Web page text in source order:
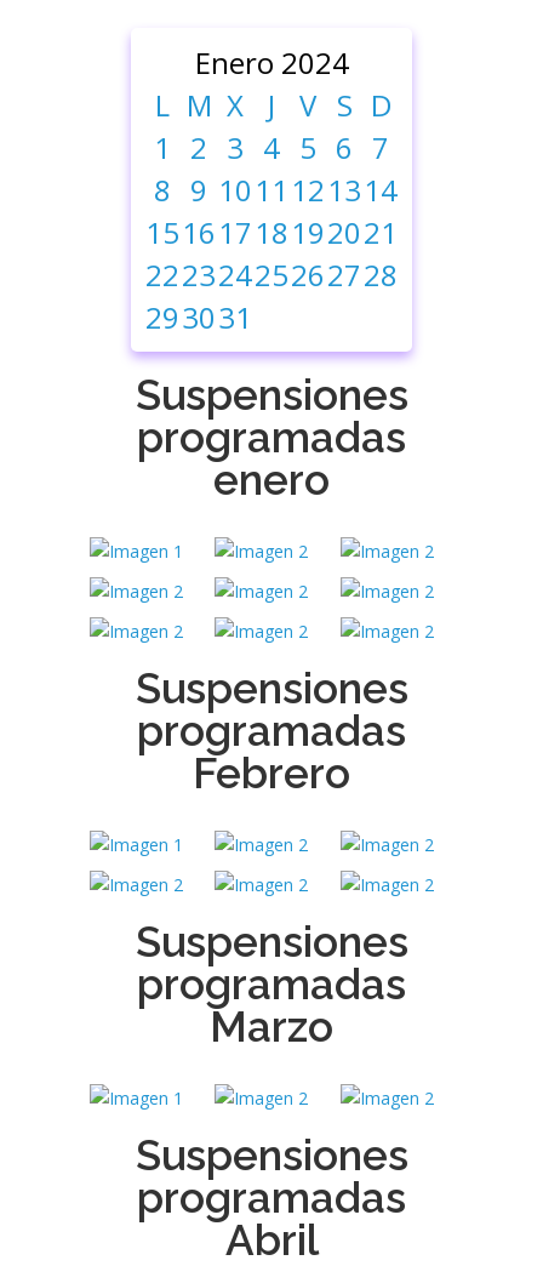
Enero 2024
L M X J V S D
1
2 3 4 5 6 7
8 9 1011 121314
15161718192021
22232425262728
293031
Suspensiones
programadas
enero
Suspensiones
programadas
Febrero
Suspensiones
programadas
Marzo
Suspensiones
programadas
Abril